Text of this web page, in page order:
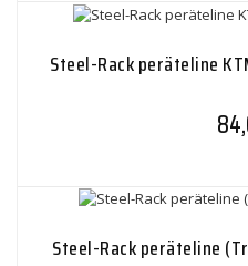
Steel-Rack peräteline
Steel-Rack peräteline